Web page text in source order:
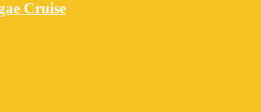
Cruise